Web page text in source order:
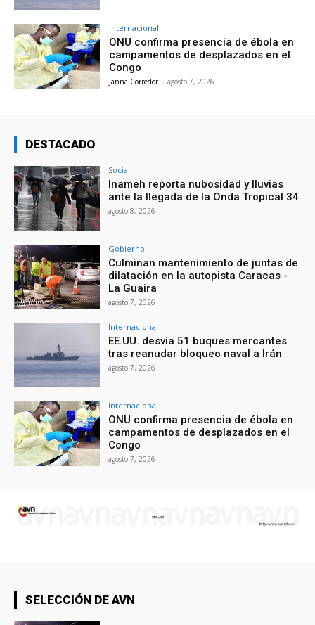
Internacional
ONU confirma presencia de ébola en
campamentos de desplazados en el
Congo
Janna Corredor - agosto 7, 2026
DESTACADO
Social
Inameh reporta nubosidad y lluvias
ante la llegada de la Onda Tropical 34
agosto 8, 2026
Gobierno
Culminan mantenimiento de juntas de
dilatación en la autopista Caracas -
La Guaira
agosto 7, 2026
Internacional
EE.UU. desvía 51 buques mercantes
tras reanudar bloqueo naval a Irán
agosto 7, 2026
Internacional
ONU confirma presencia de ébola en
campamentos de desplazados en el
Congo
agosto 7, 2026
SELECCIÓN DE AVN